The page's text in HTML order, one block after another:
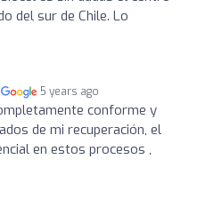
del sur de Chile. Lo
5 years ago
conforme y
de mi recuperación, el
en estos procesos ,